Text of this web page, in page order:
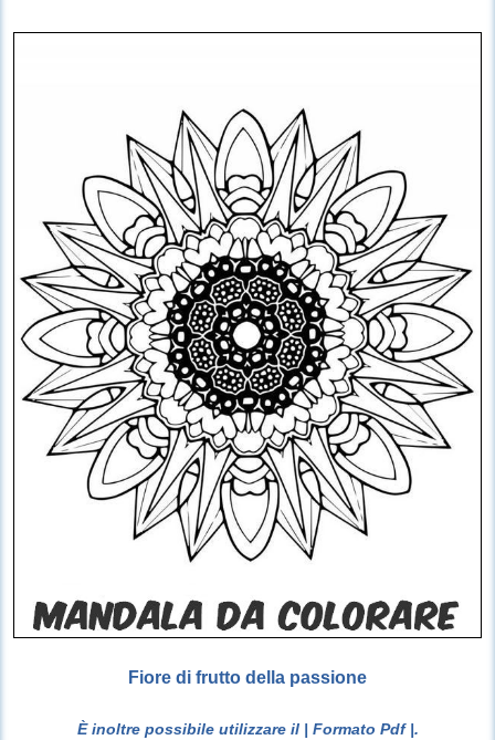
Fiore di frutto della passione
È inoltre possibile utilizzare il | Formato Pdf |.